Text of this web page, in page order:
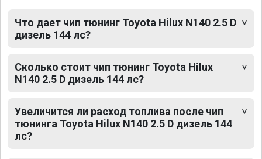
Что дает чип тюнинг Toyota Hilux N140 2.5 D
дизель 144 лс?
Сколько стоит чип тюнинг Toyota Hilux
N140 2.5 D дизель 144 лс?
Увеличится ли расход топлива после чип
тюнинга Toyota Hilux N140 2.5 D дизель 144
лс?